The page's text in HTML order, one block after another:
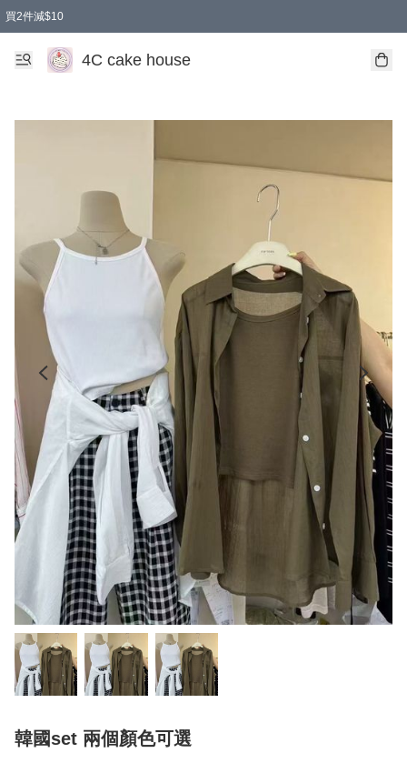
買2件減$10
任選兩件減$10
買兩盒減$10
買兩件減$10
買2件減$10
4C cake house
韓國set 兩個顏色可選